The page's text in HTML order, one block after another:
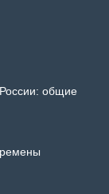
общие